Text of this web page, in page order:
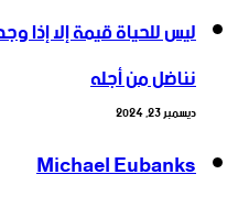
ليس للحياة قيمة إلا إذا
نناضل من أجله
ديسمبر 23, 2024
Michael Eubanks